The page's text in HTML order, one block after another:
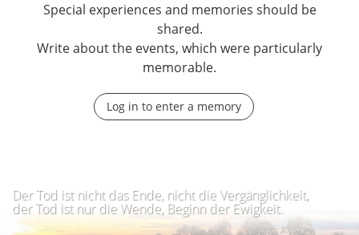
Special experiences and memories should be
shared.
Write about the events, which were particularly
memorable.
Log in to enter a memory
Der Tod ist nicht das Ende, nicht die Vergänglichkeit,
der Tod ist nur die Wende, Beginn der Ewigkeit.